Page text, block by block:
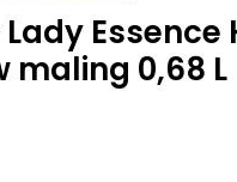
Essence
maling 0,68 L